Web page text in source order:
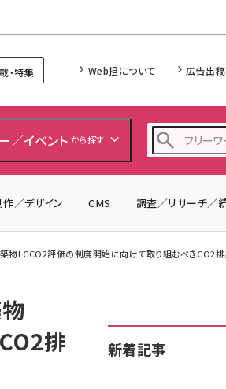
・特集 Web担について 広告出
／イベント から探す
z
作／デザイン CMS 調査／リサーチ／
物LCCO2評価の制度開始に向けて取り組むべきCO2
排
新着記事